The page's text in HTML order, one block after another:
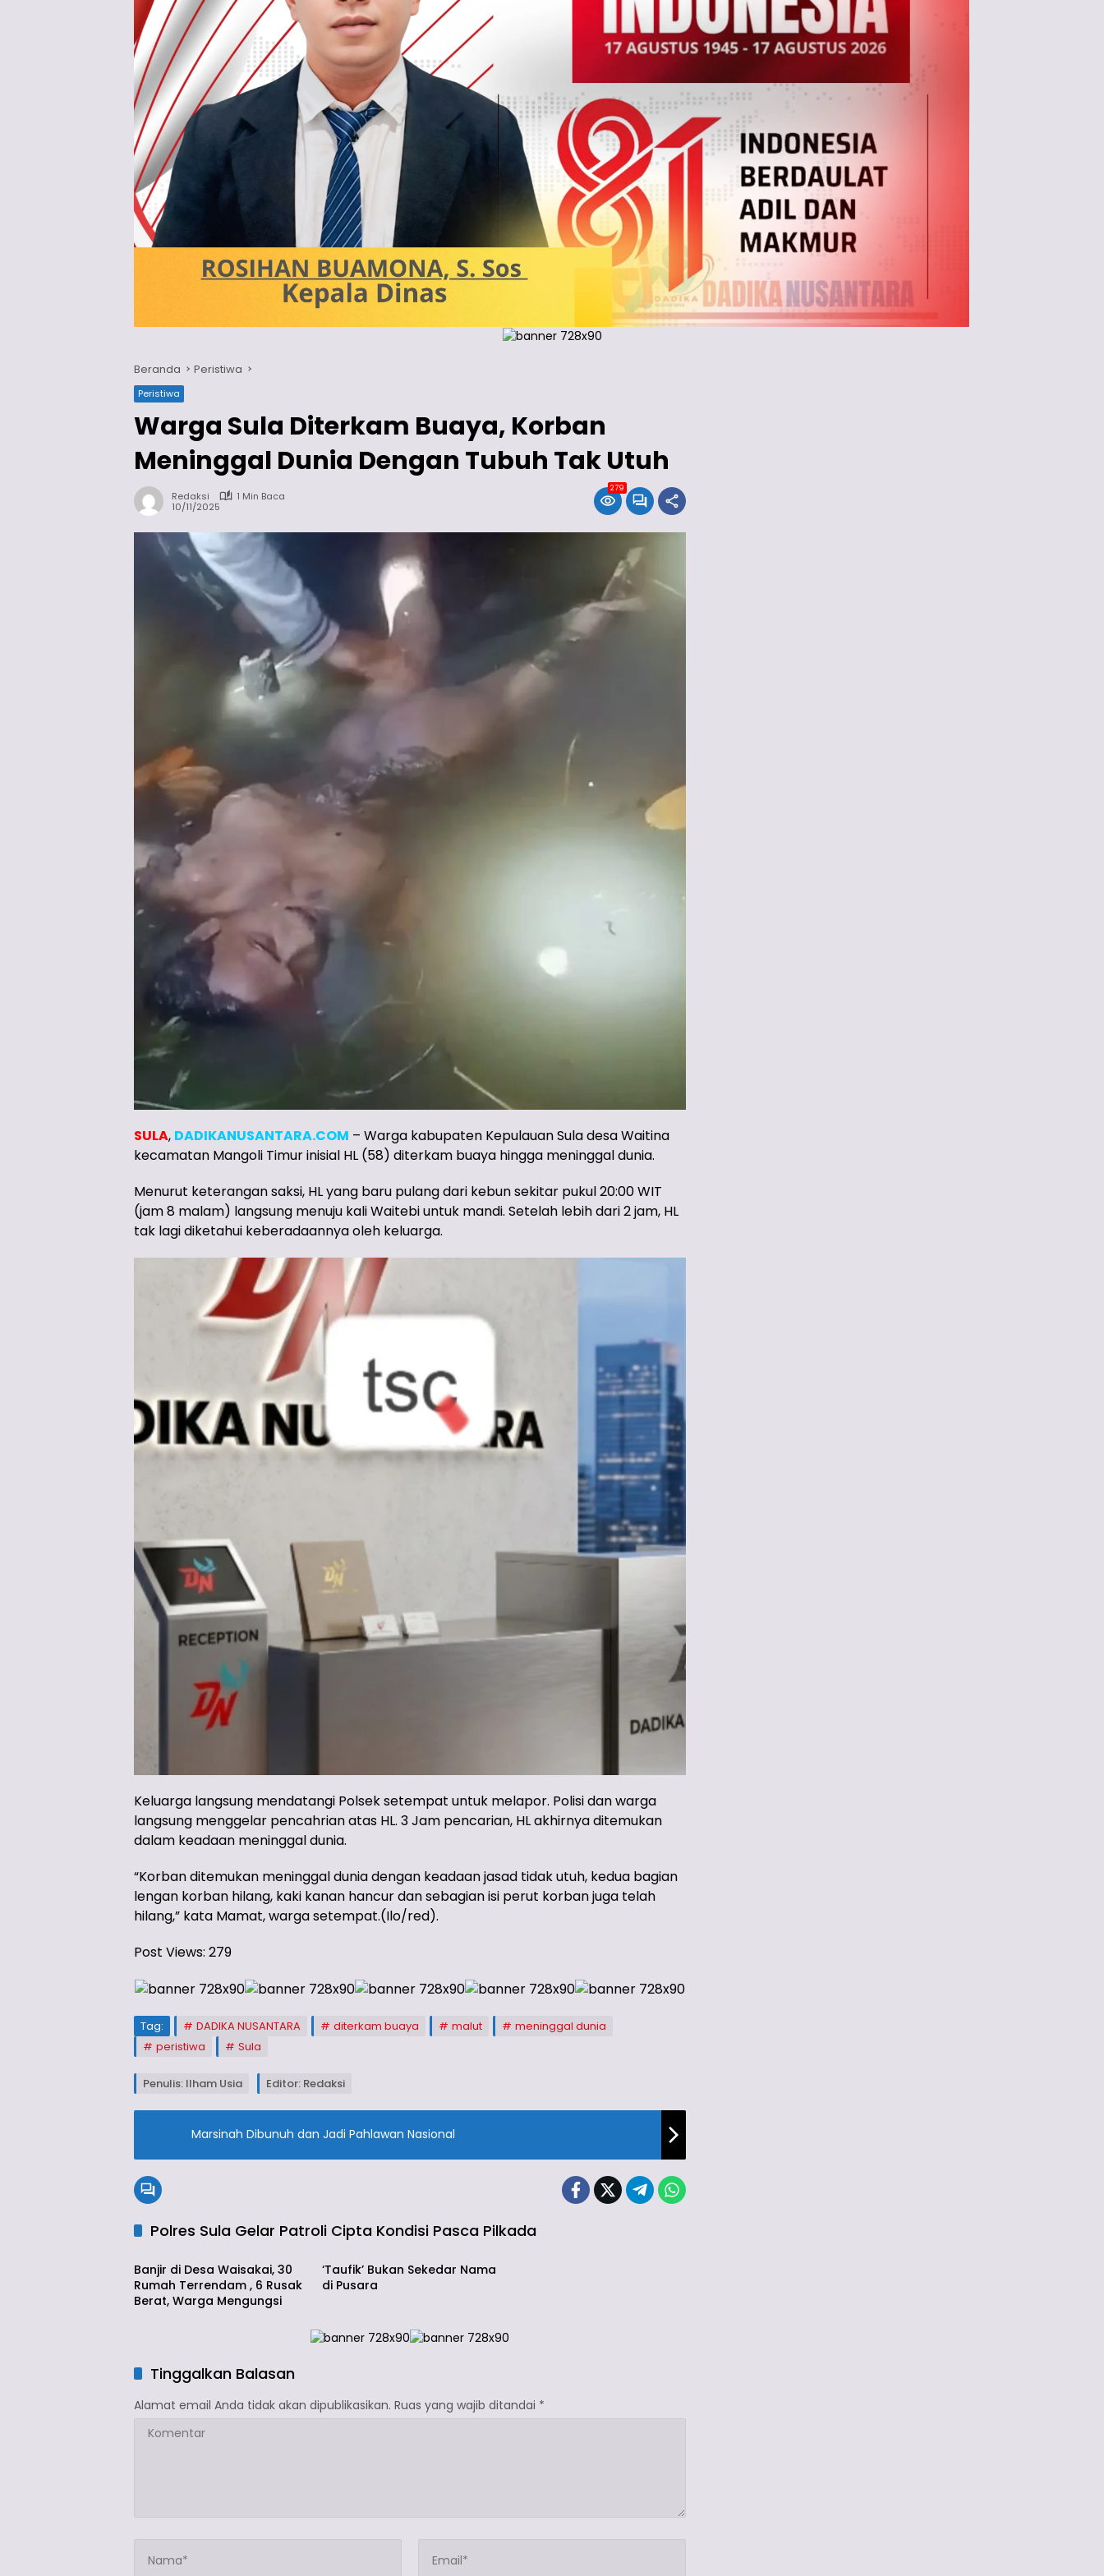
Beranda Peristiwa
Peristiwa
Warga Sula Diterkam Buaya, Korban
Meninggal Dunia Dengan Tubuh Tak Utuh
Redaksi
1 Min Baca
10/11/2025
279
SULA, DADIKANUSANTARA.COM – Warga kabupaten Kepulauan Sula desa Waitina
kecamatan Mangoli Timur inisial HL (58) diterkam buaya hingga meninggal dunia.
Menurut keterangan saksi, HL yang baru pulang dari kebun sekitar pukul 20:00 WIT
(jam 8 malam) langsung menuju kali Waitebi untuk mandi. Setelah lebih dari 2 jam, HL
tak lagi diketahui keberadaannya oleh keluarga.
Keluarga langsung mendatangi Polsek setempat untuk melapor. Polisi dan warga
langsung menggelar pencahrian atas HL. 3 Jam pencarian, HL akhirnya ditemukan
dalam keadaan meninggal dunia.
“Korban ditemukan meninggal dunia dengan keadaan jasad tidak utuh, kedua bagian
lengan korban hilang, kaki kanan hancur dan sebagian isi perut korban juga telah
hilang,” kata Mamat, warga setempat.(Ilo/red).
Post Views: 279
Tag: DADIKA NUSANTARA diterkam buaya malut
meninggal dunia
peristiwa
Sula
Penulis: Ilham Usia Editor: Redaksi
Marsinah Dibunuh dan Jadi Pahlawan Nasional
Polres Sula Gelar Patroli Cipta Kondisi Pasca Pilkada
Info Sula
Banjir di Desa Waisakai, 30
Rumah Terrendam , 6 Rusak
Berat, Warga Mengungsi
Peristiwa
‘Taufik’ Bukan Sekedar Nama
di Pusara
Tinggalkan Balasan
Alamat email Anda tidak akan dipublikasikan. Ruas yang wajib ditandai *